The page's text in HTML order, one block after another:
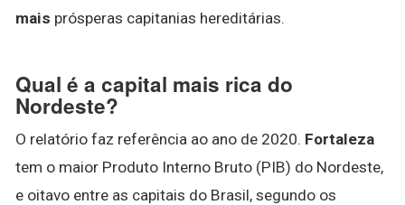
mais prósperas capitanias hereditárias.
Qual é a capital mais rica do
Nordeste?
O relatório faz referência ao ano de 2020. Fortaleza
tem o maior Produto Interno Bruto (PIB) do Nordeste,
e oitavo entre as capitais do Brasil, segundo os